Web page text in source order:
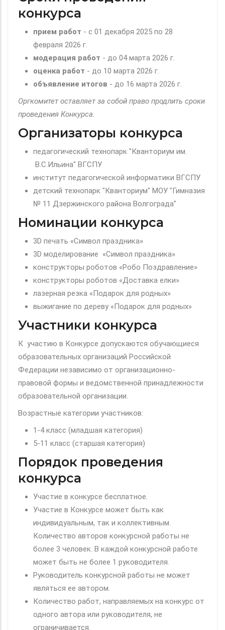
конкурса
прием работ - с 01 декабря 2025 по 28
февраля 2026 г.
модерация работ - до 04 марта 2026 г.
оценка работ - до 10 марта 2026 г.
объявление итогов - до 16 марта 2026 г.
Оргкомитет оставляет за собой право продлить сроки
проведения Конкурса.
Организаторы конкурса
педагогический технопарк "Кванториум им.
В.С.Ильина" ВГСПУ
институт педагогической информатики ВГСПУ
детский технопарк "Кванториум" МОУ "Гимназия
№ 11 Дзержинского района Волгограда"
Номинации конкурса
3D печать «Символ праздника»
3D моделирование «Символ праздника»
конструкторы роботов «Робо Поздравление»
конструкторы роботов «Доставка елки»
лазерная резка «Подарок для родных»
выжигание по дереву «Подарок для родных»
Участники конкурса
К участию в Конкурсе допускаются обучающиеся
образовательных организаций Российской
Федерации независимо от организационно-
правовой формы и ведомственной принадлежности
образовательной организации.
Возрастные категории участников:
1-4 класс (младшая категория)
5-11 класс (старшая категория)
Порядок проведения
конкурса
Участие в конкурсе бесплатное.
Участие в Конкурсе может быть как
индивидуальным, так и коллективным.
Количество авторов конкурсной работы не
более 3 человек. В каждой конкурсной работе
может быть не более 1 руководителя.
Руководитель конкурсной работы не может
являться ее автором.
Количество работ, направляемых на конкурс от
одного автора или руководителя, не
ограничивается.